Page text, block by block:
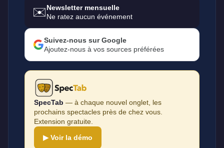
✉️Newsletter mensuelle
Ne ratez aucun événement
Suivez-nous sur Google
Ajoutez-nous à vos sources préférées
SpecTab — à chaque nouvel onglet, les
prochains spectacles près de chez vous.
Extension gratuite.
▶ Voir la démo